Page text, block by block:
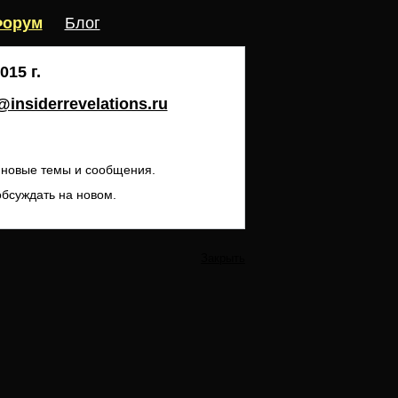
Блог
г.
темы и сообщения.
на новом.